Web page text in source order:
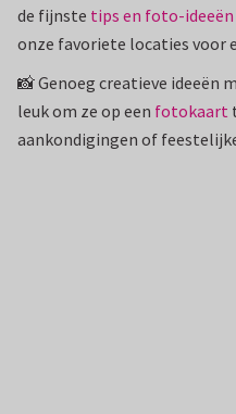
de fijnste tips en foto-ideeën
onze favoriete locaties voor
📸 Genoeg creatieve ideeën
leuk om ze op een fotokaart
aankondigingen of